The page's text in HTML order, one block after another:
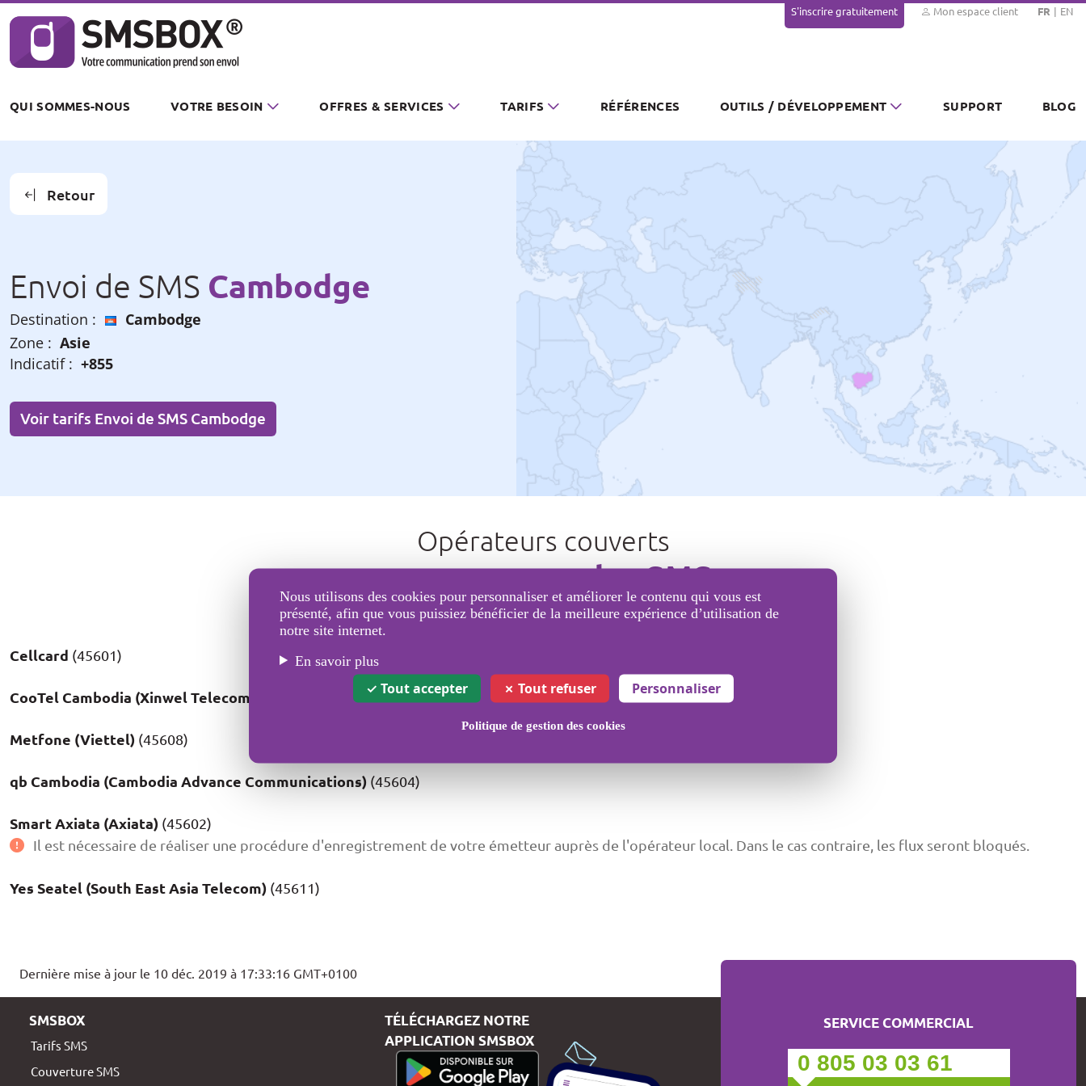
Nous utilisons des cookies pour personnaliser et améliorer le contenu qui vous est
présenté, afin que vous puissiez bénéficier de la meilleure expérience d’utilisation de
notre site internet.
En savoir plus
Tout accepter Tout refuser Personnaliser
Politique de gestion des cookies
S'inscrire gratuitement Mon espace client FR EN
QUI SOMMES-NOUS VOTRE BESOIN OFFRES & SERVICES TARIFS RÉFÉRENCES OUTILS / DÉVELOPPEMENT SUPPORT BLOG
Retour
Envoi de SMS Cambodge
Destination :
Cambodge
Zone : Asie
Indicatif : +855
Voir tarifs Envoi de SMS Cambodge
Opérateurs couverts
pour envoyer des SMS
Cellcard (45601)
CooTel Cambodia (Xinwel Telecom)
Metfone (Viettel) (45608)
qb Cambodia (Cambodia Advance Communications) (45604)
Smart Axiata (Axiata) (45602)
Il est nécessaire de réaliser une procédure d'enregistrement de votre émetteur auprès de l'opérateur local. Dans le cas contraire, les flux seront bloqués.
Yes Seatel (South East Asia Telecom) (45611)
Dernière mise à jour le 10 déc. 2019 à 17:33:16 GMT+0100
SMSBOX
Tarifs SMS
Couverture SMS
TÉLÉCHARGEZ NOTRE
APPLICATION SMSBOX
SERVICE COMMERCIAL
0 805 03 03 61